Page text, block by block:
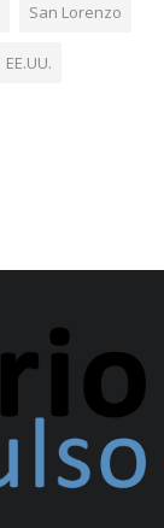
San Lorenzo
EE.UU.